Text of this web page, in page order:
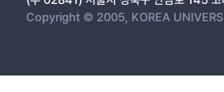
Copyright © 2005, KOREA